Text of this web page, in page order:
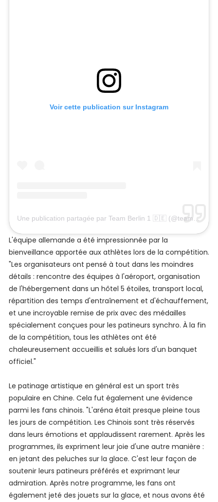
Voir cette publication sur Instagram
L'équipe allemande a été impressionnée par la
bienveillance apportée aux athlètes lors de la compétition.
"Les organisateurs ont pensé à tout dans les moindres
détails : rencontre des équipes à l'aéroport, organisation
de l'hébergement dans un hôtel 5 étoiles, transport local,
répartition des temps d'entraînement et d'échauffement,
et une incroyable remise de prix avec des médailles
spécialement conçues pour les patineurs synchro. À la fin
de la compétition, tous les athlètes ont été
chaleureusement accueillis et salués lors d'un banquet
officiel."
Le patinage artistique en général est un sport très
populaire en Chine. Cela fut également une évidence
parmi les fans chinois. "L'aréna était presque pleine tous
les jours de compétition. Les Chinois sont très réservés
dans leurs émotions et applaudissent rarement. Après les
programmes, ils expriment leur joie d'une autre manière :
en jetant des peluches sur la glace. C'est leur façon de
soutenir leurs patineurs préférés et exprimant leur
admiration. Après notre programme, les fans ont
également jeté des jouets sur la glace, et nous avons été